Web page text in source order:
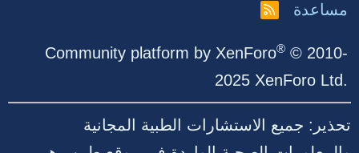
مساعدة
R
Community platform by XenForo® © 2010-
2025 XenForo Ltd.
تحذير: جميع الاستشارات الطبية المجانية